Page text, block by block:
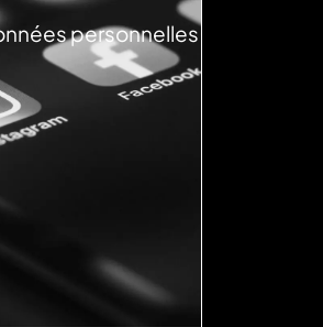
personnelles